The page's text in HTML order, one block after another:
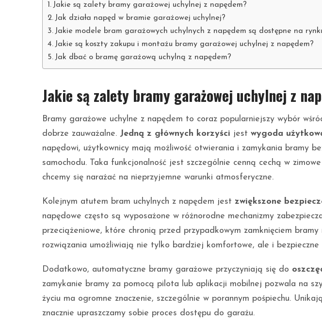
Jakie są zalety bramy garażowej uchylnej z napędem?
Jak działa napęd w bramie garażowej uchylnej?
Jakie modele bram garażowych uchylnych z napędem są dostępne na
Jakie są koszty zakupu i montażu bramy garażowej uchylnej z napędem?
Jak dbać o bramę garażową uchylną z napędem?
Jakie są zalety bramy garażowej uchylnej z
Bramy garażowe uchylne z napędem to coraz popularniejszy wybór
dobrze zauważalne. Jedną z głównych korzyści jest wygoda
napędowi, użytkownicy mają możliwość otwierania i zamykania bramy
samochodu. Taka funkcjonalność jest szczególnie cenną cechą w
chcemy się narażać na nieprzyjemne warunki atmosferyczne.
Kolejnym atutem bram uchylnych z napędem jest zwiększone
napędowe często są wyposażone w różnorodne mechanizmy
przeciążeniowe, które chronią przed przypadkowym zamknięciem
rozwiązania umożliwiają nie tylko bardziej komfortowe, ale i
Dodatkowo, automatyczne bramy garażowe przyczyniają się do
zamykanie bramy za pomocą pilota lub aplikacji mobilnej pozwala na
życiu ma ogromne znaczenie, szczególnie w porannym pośpiechu.
znacznie upraszczamy sobie proces dostępu do garażu.